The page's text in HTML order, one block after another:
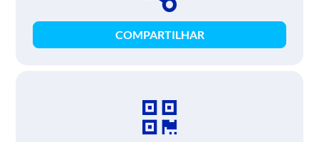
COMPARTILHAR